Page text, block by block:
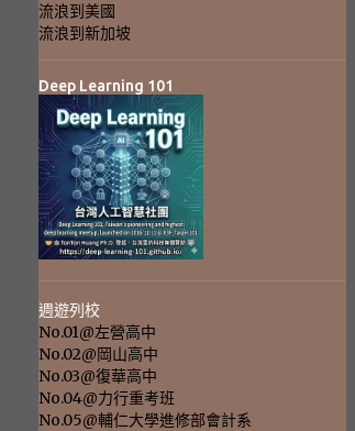
流浪到美國
流浪到新加坡
Deep Learning 101
週遊列校
No.01@左營高中
No.02@岡山高中
No.03@復華高中
No.04@力行重考班
No.05@輔仁大學進修部會計系